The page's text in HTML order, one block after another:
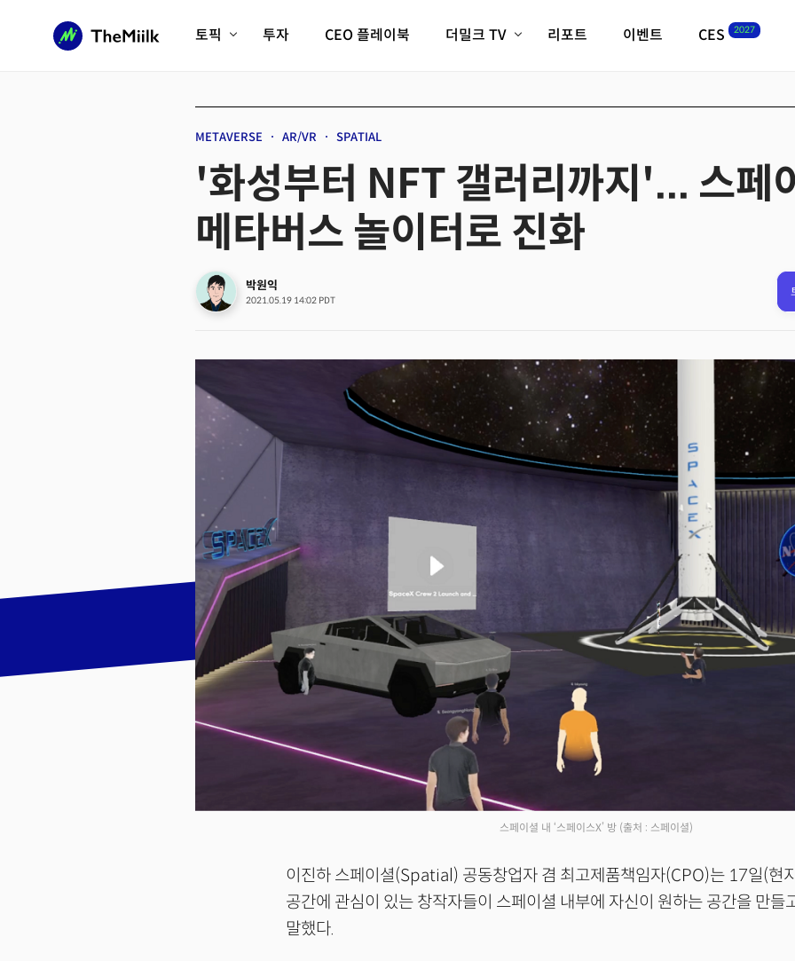
토픽
AX비즈니스혁명 미래 교육/직업
전체 기사 보기
투자 CEO 플레이북 더밀크 TV
크리스의 뉴욕 시그널
더밀크 아카데미
더웨이브/트렌드쇼
리포트 이벤트 CES 2027
필드 가이드
CES2027 with
METAVERSE AR/VR SPATIAL
'화성부터 NFT 갤러리까지'... 스페
메타버스 놀이터로 진화
박원익
2021.05.19 14:02 PDT
스페이셜 내 ‘스페이스X’ 방 (출처 : 스페이셜)
이진하 스페이셜(Spatial) 공동창업자 겸 최고제품책임자(CPO)는 17일(현
공간에 관심이 있는 창작자들이 스페이셜 내부에 자신이 원하는 공간을 만들
말했다.